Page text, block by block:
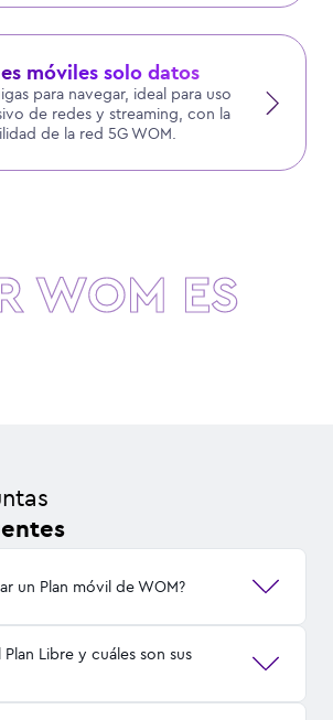
móviles solo datos
para navegar, ideal para uso
de redes y streaming, con la
de la red 5G WOM.
WOM ES
un Plan móvil de WOM?
Libre y cuáles son sus